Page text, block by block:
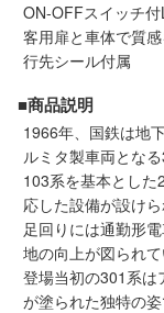
お役立ち情報
鉄道模型の情報
メルマガ登録
ご注文方法
ON-OFFスイッチ
客用扉と車体で質
行先シール付属
■商品説明
1966年、国鉄は地
ルミタ製車両とな
103系を基本とし
応した設備が設けら
足回りには通勤形
地の向上が図られて
登場当初の301系は
が塗られた独特の